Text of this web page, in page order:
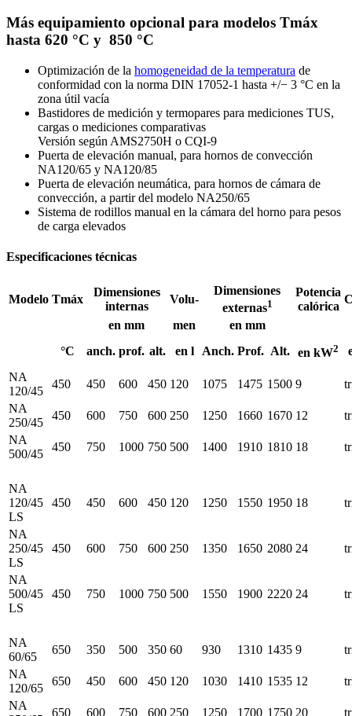
Más equipamiento opcional para modelos Tmáx
hasta 620 °C y 850 °C
Optimización de la homogeneidad de la temperatura de
conformidad con la norma DIN 17052-1 hasta +/− 3 °C en la
zona útil vacía
Bastidores de medición y termopares para mediciones TUS,
cargas o mediciones comparativas
Versión según AMS2750H o CQI-9
Puerta de elevación manual, para hornos de convección
NA120/65 y NA120/85
Puerta de elevación neumática, para hornos de cámara de
convección, a partir del modelo NA250/65
Sistema de rodillos manual en la cámara del horno para pesos
de carga elevados
Especificaciones técnicas
Modelo Tmáx
Dimensiones
internas
Volu-
Dimensiones
externas1
Potencia
calórica
en mm
men
en mm
°C
anch. prof. alt. en l Anch. Prof. Alt. en kW2
NA
120/45
450 450 600 450 120 1075 1475 1500 9
NA
250/45
450 600 750 600 250 1250 1660 1670 12
NA
500/45
450 750 1000 750 500 1400 1910 1810 18
NA
120/45
LS
450 450 600 450 120 1250 1550 1950 18
NA
250/45
LS
450 600 750 600 250 1350 1650 2080 24
NA
500/45
LS
450 750 1000 750 500 1550 1900 2220 24
NA
60/65
650 350 500 350 60 930 1310 1435 9
NA
120/65
650 450 600 450 120 1030 1410 1535 12
NA
650 600 750 600 250 1250 1700 1750 20